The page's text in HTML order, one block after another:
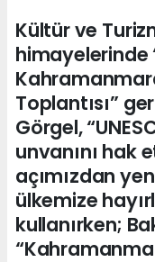
Kültür ve
himayelerinde
Toplantısı”
Görgel,
unvanını hak
açımızdan
ülkemize
kullanırken;